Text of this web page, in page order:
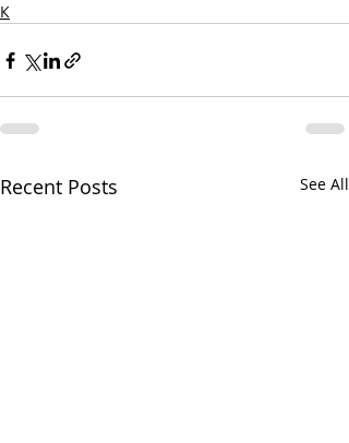
К
Recent Posts See All